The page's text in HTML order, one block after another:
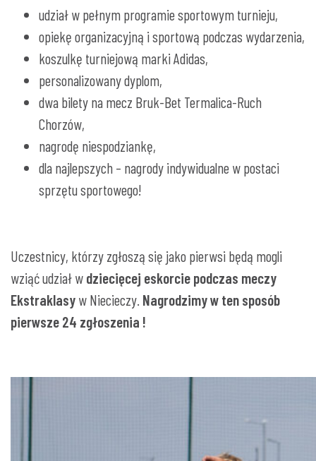
udział w pełnym programie sportowym turnieju,
opiekę organizacyjną i sportową podczas wydarzenia,
koszulkę turniejową marki Adidas,
personalizowany dyplom,
dwa bilety na mecz Bruk-Bet Termalica-Ruch
Chorzów,
nagrodę niespodziankę,
dla najlepszych – nagrody indywidualne w postaci
sprzętu sportowego!
Uczestnicy, którzy zgłoszą się jako pierwsi będą mogli
wziąć udział w dziecięcej eskorcie podczas meczy
Ekstraklasy w Niecieczy. Nagrodzimy w ten sposób
pierwsze 24 zgłoszenia !